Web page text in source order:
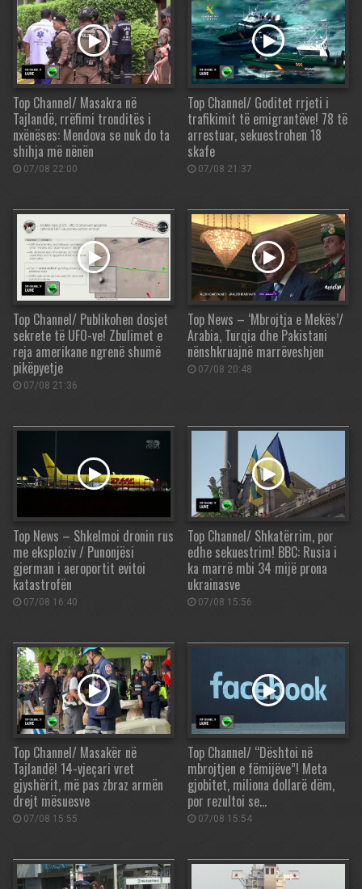
Top Channel/ Masakra në
Tajlandë, rrëfimi tronditës i
nxënëses: Mendova se nuk do ta
shihja më nënën
07/08 22:00
Top Channel/ Goditet rrjeti i
trafikimit të emigrantëve! 78 të
arrestuar, sekuestrohen 18
skafe
07/08 21:37
Top Channel/ Publikohen dosjet
sekrete të UFO-ve! Zbulimet e
reja amerikane ngrenë shumë
pikëpyetje
07/08 21:36
Top News – ‘Mbrojtja e Mekës’/
Arabia, Turqia dhe Pakistani
nënshkruajnë marrëveshjen
07/08 20:48
Top News – Shkelmoi dronin rus
me eksploziv / Punonjësi
gjerman i aeroportit evitoi
katastrofën
07/08 16:40
Top Channel/ Shkatërrim, por
edhe sekuestrim! BBC: Rusia i
ka marrë mbi 34 mijë prona
ukrainasve
07/08 15:56
Top Channel/ Masakër në
Tajlandë! 14-vjeçari vret
gjyshërit, më pas zbraz armën
drejt mësuesve
07/08 15:55
Top Channel/ “Dështoi në
mbrojtjen e fëmijëve”! Meta
gjobitet, miliona dollarë dëm,
por rezultoi se…
07/08 15:54